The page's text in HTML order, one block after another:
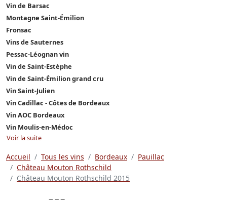
Vin de Barsac
Montagne Saint-Émilion
Fronsac
Vins de Sauternes
Pessac-Léognan vin
Vin de Saint-Estèphe
Vin de Saint-Émilion grand cru
Vin Saint-Julien
Vin Cadillac - Côtes de Bordeaux
Vin AOC Bordeaux
Vin Moulis-en-Médoc
Voir la suite
Accueil Tous les vins Bordeaux
Pauillac
Château Mouton Rothschild
Château Mouton Rothschild 2015